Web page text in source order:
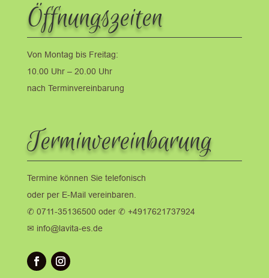
Öffnungszeiten
Von Montag bis Freitag:
10.00 Uhr – 20.00 Uhr
nach Terminvereinbarung
Terminvereinbarung
Termine können Sie telefonisch
oder per E-Mail vereinbaren.
✆ 0711-35136500 oder ✆ +4917621737924
✉ info@lavita-es.de